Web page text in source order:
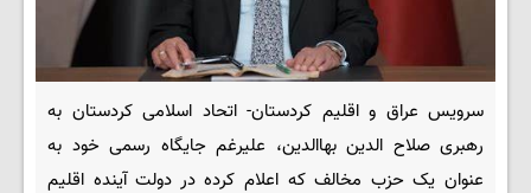
سرویس عراق و اقلیم کردستان- اتحاد اسلامی کردستان به
رهبری صلاح الدین بهاالدین، علیرغم جایگاه رسمی خود به
عنوان یک حزب مخالف که اعلام کرده در دولت آینده اقلیم